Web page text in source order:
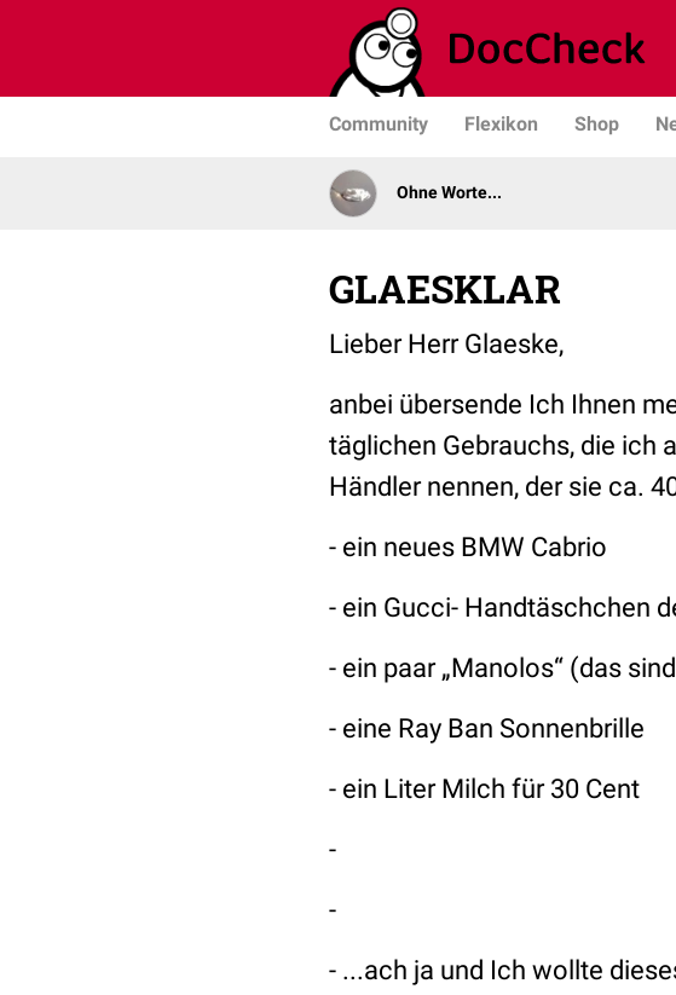
Community Flexikon Shop
Ohne Worte...
GLAESKLAR
Lieber Herr Glaeske,
anbei übersende Ich Ihnen
täglichen Gebrauchs, die ich
Händler nennen, der sie ca.
- ein neues BMW Cabrio
- ein Gucci- Handtäschchen
- ein paar „Manolos“ (das
- eine Ray Ban Sonnenbrille
- ein Liter Milch für 30 Cent
-
-
- ...ach ja und Ich wollte